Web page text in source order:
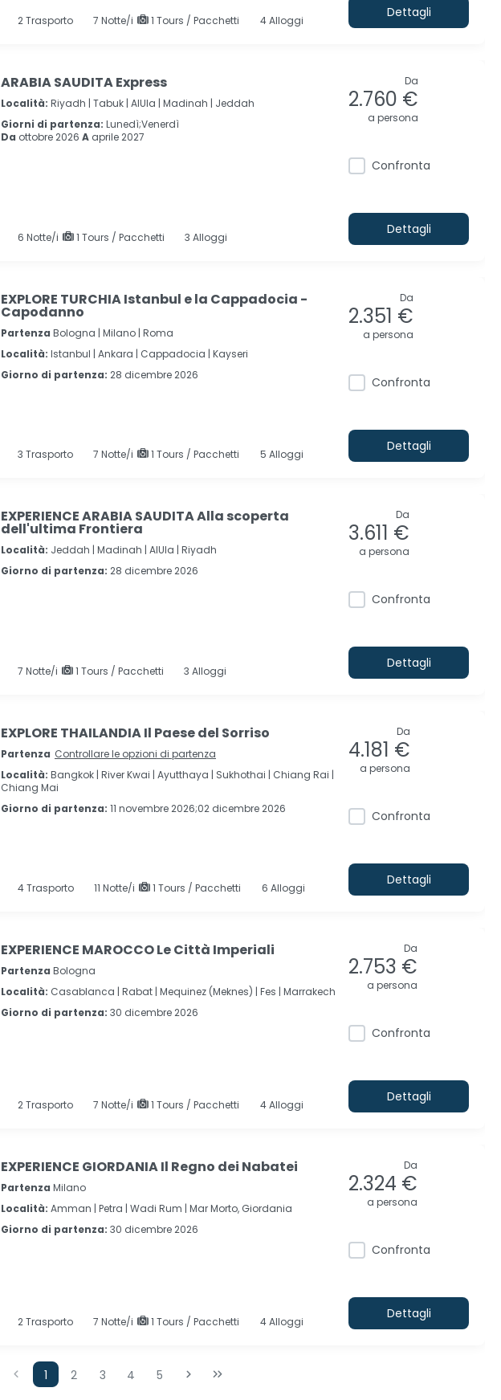
2Trasporto 7 Notte/i 1 Tours / Pacchetti 4 Alloggi
Dettagli
ARABIA SAUDITA Express
Località: Riyadh | Tabuk | AlUla | Madinah | Jeddah
Giorni di partenza: Lunedì;Venerdì
Da ottobre 2026 A aprile 2027
6 Notte/i 1 Tours / Pacchetti 3 Alloggi
Da
2.760 €
a persona
Confronta
Dettagli
EXPLORE TURCHIA Istanbul e la Cappadocia -
Capodanno
Partenza Bologna | Milano | Roma
Località: Istanbul | Ankara | Cappadocia | Kayseri
Giorno di partenza: 28 dicembre 2026
3 Trasporto 7 Notte/i 1 Tours / Pacchetti 5 Alloggi
Da
2.351 €
a persona
Confronta
Dettagli
EXPERIENCE ARABIA SAUDITA Alla scoperta
dell'ultima Frontiera
Località: Jeddah | Madinah | AlUla | Riyadh
Giorno di partenza: 28 dicembre 2026
7 Notte/i 1 Tours / Pacchetti 3 Alloggi
Da
3.611 €
a persona
Confronta
Dettagli
EXPLORE THAILANDIA Il Paese del Sorriso
Partenza Controllare le opzioni di partenza
Località: Bangkok | River Kwai | Ayutthaya | Sukhothai | Chiang Rai |
Chiang Mai
Giorno di partenza: 11 novembre 2026;02 dicembre 2026
4Trasporto 11 Notte/i 1 Tours / Pacchetti 6 Alloggi
Da
4.181 €
a persona
Confronta
Dettagli
EXPERIENCE MAROCCO Le Città Imperiali
Partenza Bologna
Località: Casablanca | Rabat | Mequinez (Meknes) | Fes | Marrakech
Giorno di partenza: 30 dicembre 2026
2Trasporto 7 Notte/i 1 Tours / Pacchetti 4 Alloggi
Da
2.753 €
a persona
Confronta
Dettagli
EXPERIENCE GIORDANIA Il Regno dei Nabatei
Partenza Milano
Località: Amman | Petra | Wadi Rum | Mar Morto, Giordania
Giorno di partenza: 30 dicembre 2026
2Trasporto 7 Notte/i 1 Tours / Pacchetti 4 Alloggi
Da
2.324 €
a persona
Confronta
Dettagli
1 2 3 4 5